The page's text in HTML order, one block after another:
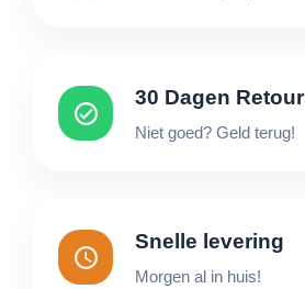
30 Dagen Retour
Niet goed? Geld terug!
Snelle levering
Morgen al in huis!